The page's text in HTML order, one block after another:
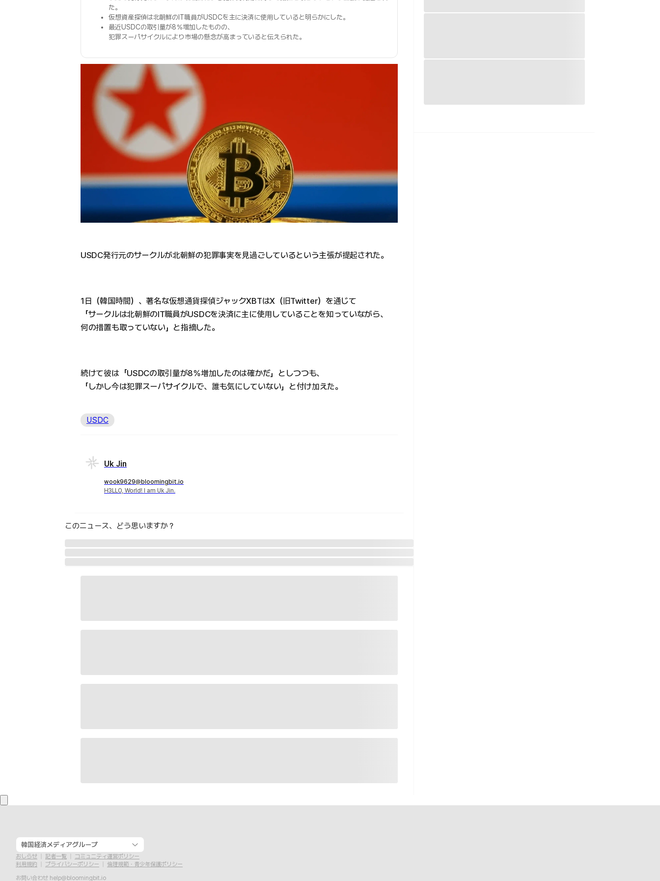
た。
仮想資産探偵は北朝鮮のIT職員がUSDCを主に決済に使用していると明らかにした。
最近USDCの取引量が8％増加したものの、
犯罪スーパサイクルにより市場の懸念が高まっていると伝えられた。
USDC発行元のサークルが北朝鮮の犯罪事実を見過ごしているという主張が提起された。
1日（韓国時間）、著名な仮想通貨探偵ジャックXBTはX（旧Twitter）を通じて
「サークルは北朝鮮のIT職員がUSDCを決済に主に使用していることを知っていながら、
何の措置も取っていない」と指摘した。
続けて彼は「USDCの取引量が8％増加したのは確かだ」としつつも、
「しかし今は犯罪スーパサイクルで、誰も気にしていない」と付け加えた。
USDC
Uk Jin
wook9629@bloomingbit.io
H3LLO, World! I am Uk Jin.
このニュース、どう思いますか？
韓国経済メディアグループ
おしらせ 記者一覧
コミュニティ運営ポリシー
利用規約
プライバシーポリシー
倫理規範・青少年保護ポリシー
お問い合わせ help@bloomingbit.io